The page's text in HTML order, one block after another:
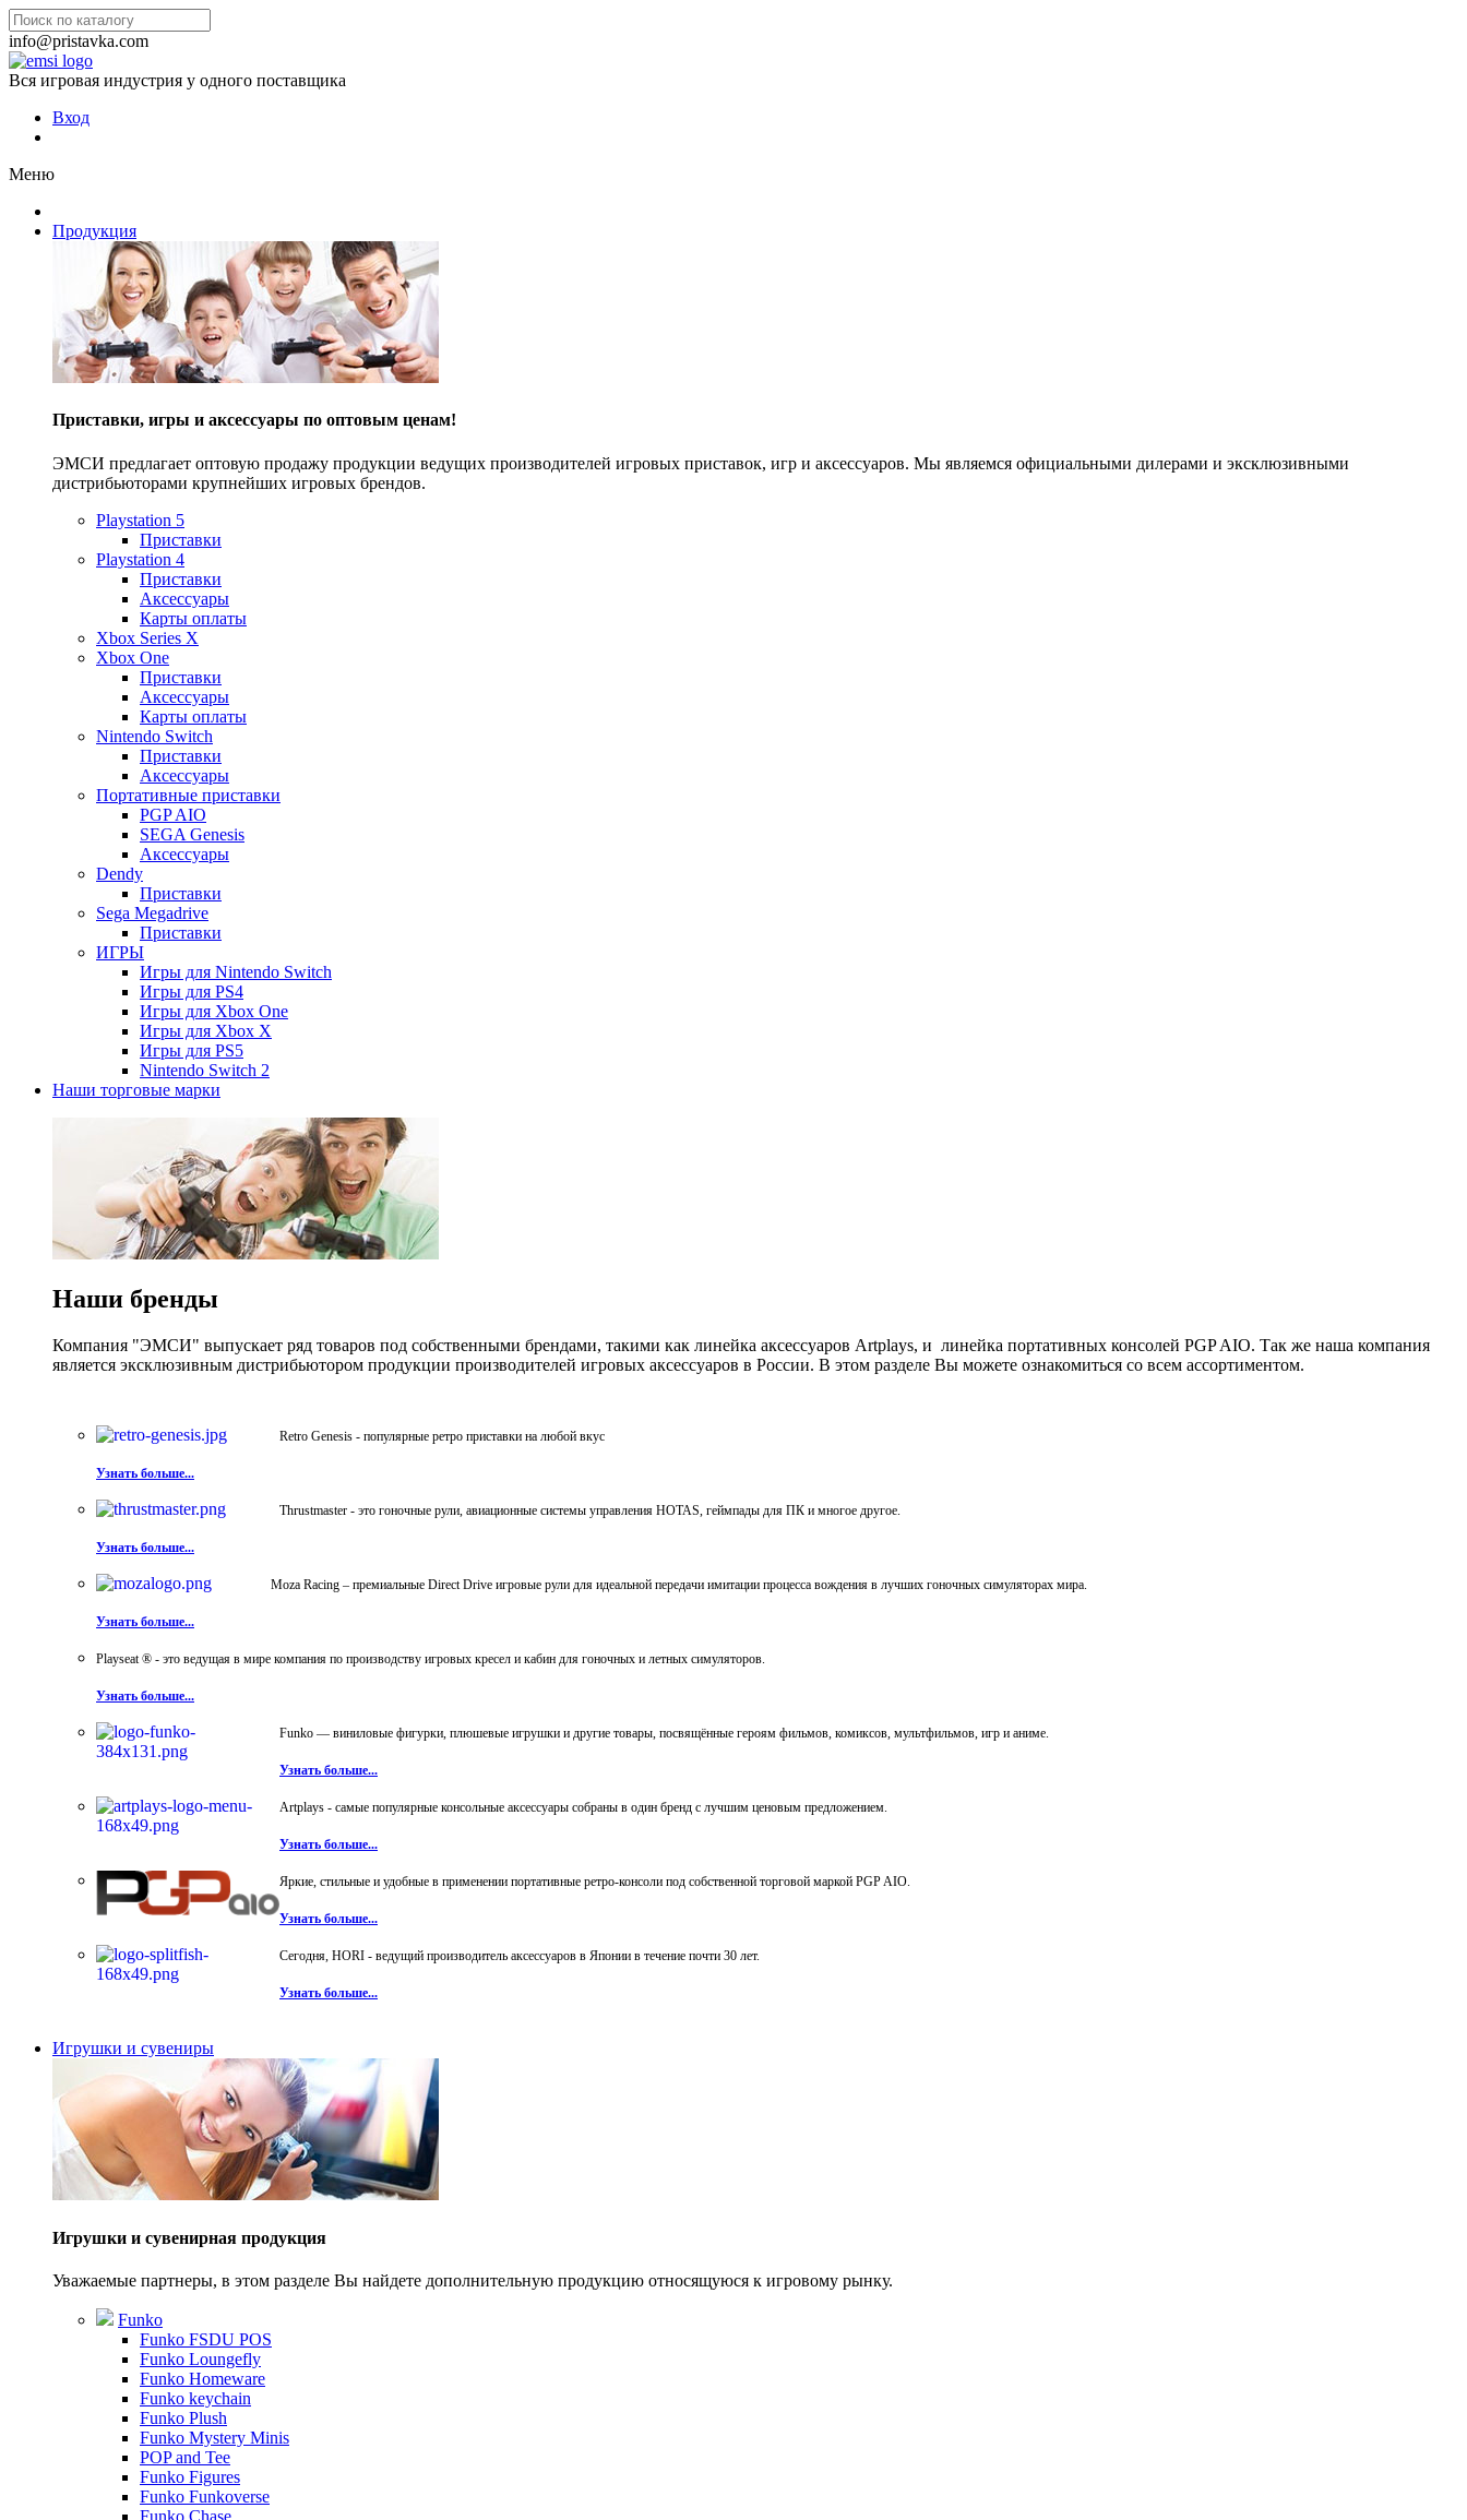
info@pristavka.com
Вся игровая индустрия у одного поставщика
Вход
Меню
Продукция
Приставки, игры и аксессуары по оптовым ценам!
ЭМСИ предлагает оптовую продажу продукции ведущих производителей игровых приставок, игр и аксессуаров. Мы являемся официальными дилерами и эксклюзивными
дистрибьюторами крупнейших игровых брендов.
Playstation 5
Приставки
Playstation 4
Приставки
Аксессуары
Карты оплаты
Xbox Series X
Xbox One
Приставки
Аксессуары
Карты оплаты
Nintendo Switch
Приставки
Аксессуары
Портативные приставки
PGP AIO
SEGA Genesis
Аксессуары
Dendy
Приставки
Sega Megadrive
Приставки
ИГРЫ
Игры для Nintendo Switch
Игры для PS4
Игры для Xbox One
Игры для Xbox X
Игры для PS5
Nintendo Switch 2
Наши торговые марки
Наши бренды
Компания "ЭМСИ" выпускает ряд товаров под собственными брендами, такими как линейка аксессуаров Artplays, и линейка портативных консолей PGP AIO. Так же наша компания
является эксклюзивным дистрибьютором продукции производителей игровых аксессуаров в России. В этом разделе Вы можете ознакомиться со всем ассортиментом.
Retro Genesis - популярные ретро приставки на любой вкус
Узнать больше...
Thrustmaster - это гоночные рули, авиационные системы управления HOTAS, геймпады для ПК и многое другое.
Узнать больше...
Moza Racing – премиальные Direct Drive игровые рули для идеальной передачи имитации процесса вождения в лучших гоночных симуляторах мира.
Узнать больше...
Playseat ® - это ведущая в мире компания по производству игровых кресел и кабин для гоночных и летных симуляторов.
Узнать больше...
Funko — виниловые фигурки, плюшевые игрушки и другие товары, посвящённые героям фильмов, комиксов, мультфильмов, игр и аниме.
Узнать больше...
Artplays - самые популярные консольные аксессуары собраны в один бренд с лучшим ценовым предложением.
Узнать больше...
Яркие, стильные и удобные в применении портативные ретро-консоли под собственной торговой маркой PGP AIO.
Узнать больше...
Сегодня, HORI - ведущий производитель аксессуаров в Японии в течение почти 30 лет.
Узнать больше...
Игрушки и сувениры
Игрушки и сувенирная продукция
Уважаемые партнеры, в этом разделе Вы найдете дополнительную продукцию относящуюся к игровому рынку.
Funko
Funko FSDU POS
Funko Loungefly
Funko Homeware
Funko keychain
Funko Plush
Funko Mystery Minis
POP and Tee
Funko Figures
Funko Funkoverse
Funko Chase